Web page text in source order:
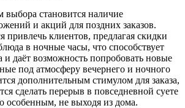
становится наличие
и акций для поздних заказов.
привлечь клиентов, предлагая скидки
в ночные часы, что способствует
даёт возможность попробовать новые
под атмосферу вечернего и ночного
дополнительным стимулом для заказа,
сделать перерыв в повседневной суете
особенным, не выходя из дома.